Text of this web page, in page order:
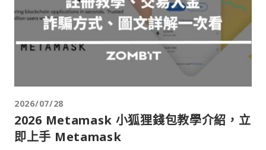
2026/07/28
2026 Metamask 小狐狸錢包教學介紹，立
即上手 Metamask